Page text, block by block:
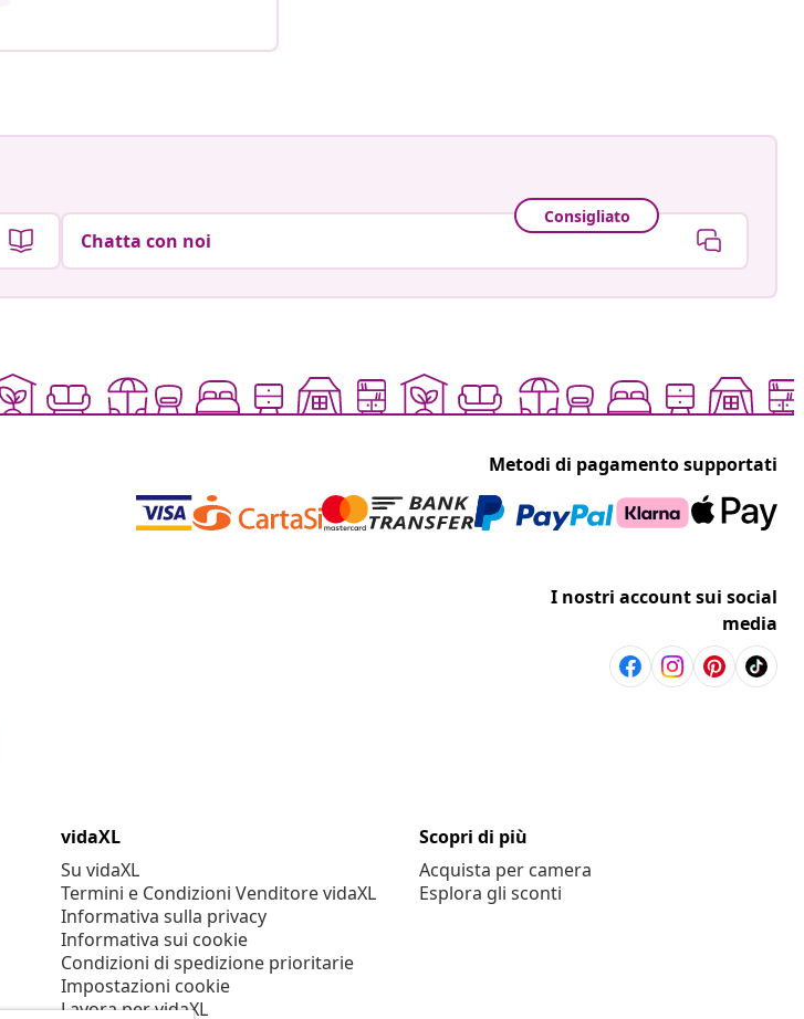
Consigliato
Chatta con noi
Metodi di pagamento supportati
I nostri account sui social
media
vidaXL
Su vidaXL
Termini e Condizioni Venditore vidaXL
Informativa sulla privacy
Informativa sui cookie
Condizioni di spedizione prioritarie
Impostazioni cookie
Lavora per vidaXL
Scopri di più
Acquista per camera
Esplora gli sconti